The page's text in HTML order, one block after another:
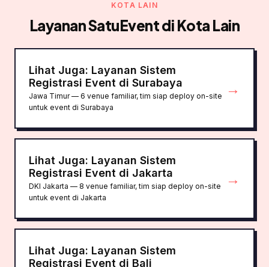
KOTA LAIN
Layanan SatuEvent di Kota Lain
Lihat Juga: Layanan Sistem
Registrasi Event di Surabaya
Jawa Timur — 6 venue familiar, tim siap deploy on-site
untuk event di Surabaya
→
Lihat Juga: Layanan Sistem
Registrasi Event di Jakarta
DKI Jakarta — 8 venue familiar, tim siap deploy on-site
untuk event di Jakarta
→
Lihat Juga: Layanan Sistem
Registrasi Event di Bali